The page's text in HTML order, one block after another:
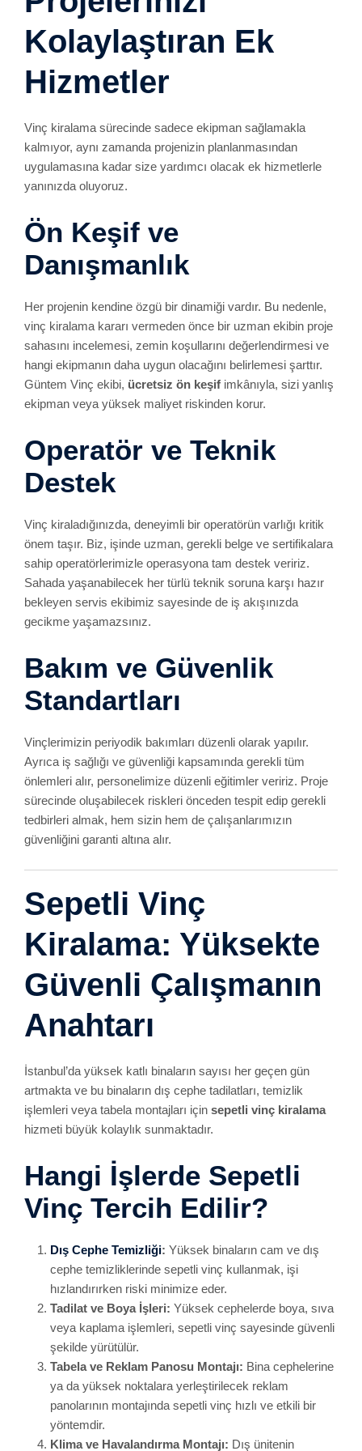
Kolaylaştıran Ek
Hizmetler
Vinç kiralama sürecinde sadece ekipman sağlamakla
kalmıyor, aynı zamanda projenizin planlanmasından
uygulamasına kadar size yardımcı olacak ek hizmetlerle
yanınızda oluyoruz.
Ön Keşif ve
Danışmanlık
Her projenin kendine özgü bir dinamiği vardır. Bu nedenle,
vinç kiralama kararı vermeden önce bir uzman ekibin proje
sahasını incelemesi, zemin koşullarını değerlendirmesi ve
hangi ekipmanın daha uygun olacağını belirlemesi şarttır.
Güntem Vinç ekibi, ücretsiz ön keşif imkânıyla, sizi yanlış
ekipman veya yüksek maliyet riskinden korur.
Operatör ve Teknik
Destek
Vinç kiraladığınızda, deneyimli bir operatörün varlığı kritik
önem taşır. Biz, işinde uzman, gerekli belge ve sertifikalara
sahip operatörlerimizle operasyona tam destek veririz.
Sahada yaşanabilecek her türlü teknik soruna karşı hazır
bekleyen servis ekibimiz sayesinde de iş akışınızda
gecikme yaşamazsınız.
Bakım ve Güvenlik
Standartları
Vinçlerimizin periyodik bakımları düzenli olarak yapılır.
Ayrıca iş sağlığı ve güvenliği kapsamında gerekli tüm
önlemleri alır, personelimize düzenli eğitimler veririz. Proje
sürecinde oluşabilecek riskleri önceden tespit edip gerekli
tedbirleri almak, hem sizin hem de çalışanlarımızın
güvenliğini garanti altına alır.
Sepetli Vinç
Kiralama: Yüksekte
Güvenli Çalışmanın
Anahtarı
İstanbul’da yüksek katlı binaların sayısı her geçen gün
artmakta ve bu binaların dış cephe tadilatları, temizlik
işlemleri veya tabela montajları için sepetli vinç kiralama
hizmeti büyük kolaylık sunmaktadır.
Hangi İşlerde Sepetli
Vinç Tercih Edilir?
Dış Cephe Temizliği: Yüksek binaların cam ve dış
cephe temizliklerinde sepetli vinç kullanmak, işi
hızlandırırken riski minimize eder.
Tadilat ve Boya İşleri: Yüksek cephelerde boya, sıva
veya kaplama işlemleri, sepetli vinç sayesinde güvenli
şekilde yürütülür.
Tabela ve Reklam Panosu Montajı: Bina cephelerine
ya da yüksek noktalara yerleştirilecek reklam
panolarının montajında sepetli vinç hızlı ve etkili bir
yöntemdir.
Klima ve Havalandırma Montajı: Dış ünitenin